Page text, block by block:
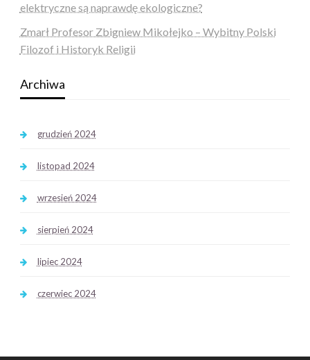
elektryczne są naprawdę ekologiczne?
Zmarł Profesor Zbigniew Mikołejko – Wybitny Polski
Filozof i Historyk Religii
Archiwa
grudzień 2024
listopad 2024
wrzesień 2024
sierpień 2024
lipiec 2024
czerwiec 2024